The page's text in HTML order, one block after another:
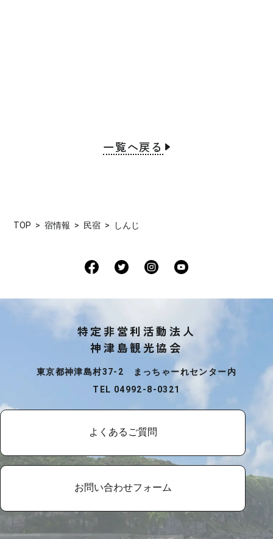
一覧へ戻る
TOP 宿情報 民宿 しんじ
特定非営利活動法人
神津島観光協会
東京都神津島村37-2 まっちゃーれセンター内
TEL 04992-8-0321
よくあるご質問
お問い合わせフォーム